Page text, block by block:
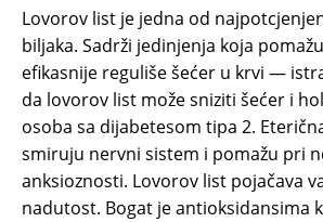
Lovorov list je jedna od
biljaka. Sadrži jedinjenja koja
efikasnije reguliše šećer u krvi —
da lovorov list može sniziti šećer i
osoba sa dijabetesom tipa 2.
smiruju nervni sistem i pomažu pri
anksioznosti. Lovorov list pojačava
nadutost. Bogat je antioksidansima